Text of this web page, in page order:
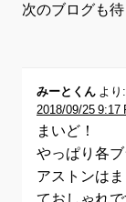
次のブログも
みーとくん より:
2018/09/25 9:17
まいど！
やっぱり各
アストンは
ておしゃれで